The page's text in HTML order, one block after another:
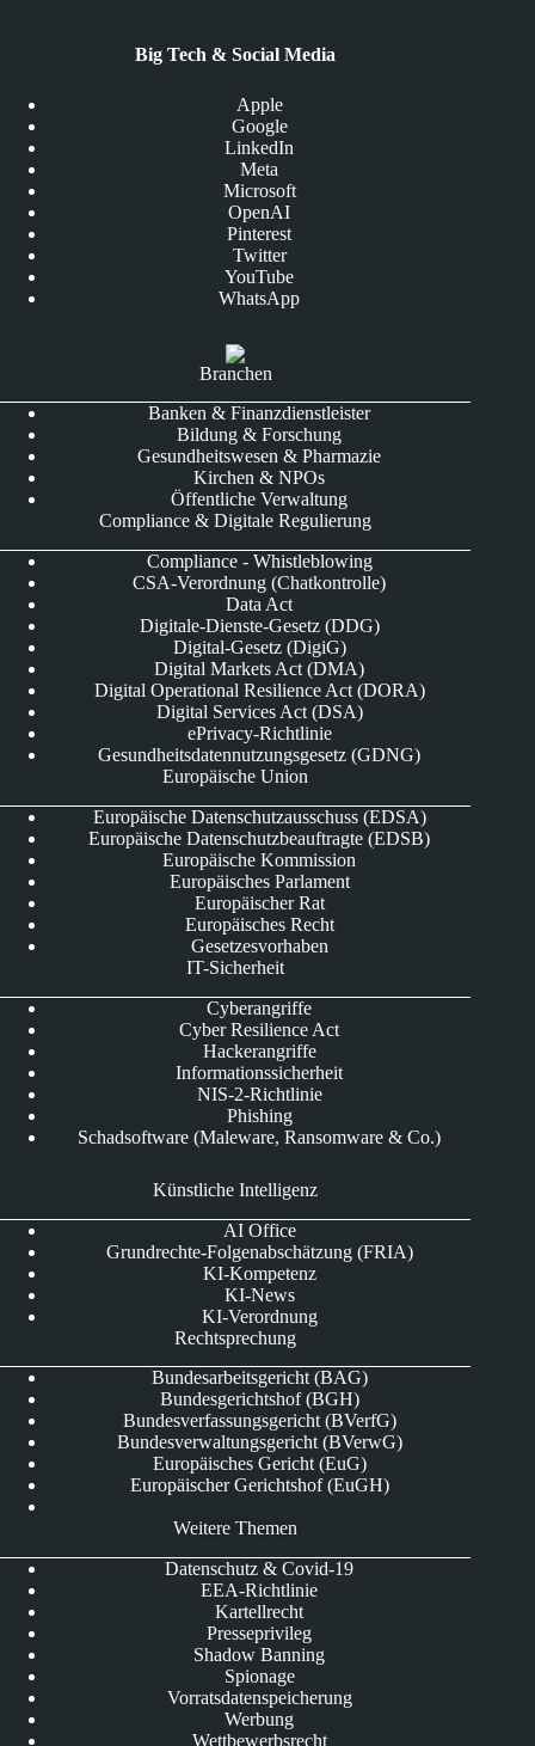
Big Tech & Social Media
Apple
Google
LinkedIn
Meta
Microsoft
OpenAI
Pinterest
Twitter
YouTube
WhatsApp
Branchen
Banken & Finanzdienstleister
Bildung & Forschung
Gesundheitswesen & Pharmazie
Kirchen & NPOs
Öffentliche Verwaltung
Compliance & Digitale Regulierung
Compliance - Whistleblowing
CSA-Verordnung (Chatkontrolle)
Data Act
Digitale-Dienste-Gesetz (DDG)
Digital-Gesetz (DigiG)
Digital Markets Act (DMA)
Digital Operational Resilience Act (DORA)
Digital Services Act (DSA)
ePrivacy-Richtlinie
Gesundheitsdatennutzungsgesetz (GDNG)
Europäische Union
Europäische Datenschutzausschuss (EDSA)
Europäische Datenschutzbeauftragte (EDSB)
Europäische Kommission
Europäisches Parlament
Europäischer Rat
Europäisches Recht
Gesetzesvorhaben
IT-Sicherheit
Cyberangriffe
Cyber Resilience Act
Hackerangriffe
Informationssicherheit
NIS-2-Richtlinie
Phishing
Schadsoftware (Maleware, Ransomware & Co.)
Künstliche Intelligenz
AI Office
Grundrechte-Folgenabschätzung (FRIA)
KI-Kompetenz
KI-News
KI-Verordnung
Rechtsprechung
Bundesarbeitsgericht (BAG)
Bundesgerichtshof (BGH)
Bundesverfassungsgericht (BVerfG)
Bundesverwaltungsgericht (BVerwG)
Europäisches Gericht (EuG)
Europäischer Gerichtshof (EuGH)
Weitere Themen
Datenschutz & Covid-19
EEA-Richtlinie
Kartellrecht
Presseprivileg
Shadow Banning
Spionage
Vorratsdatenspeicherung
Werbung
Wettbewerbsrecht